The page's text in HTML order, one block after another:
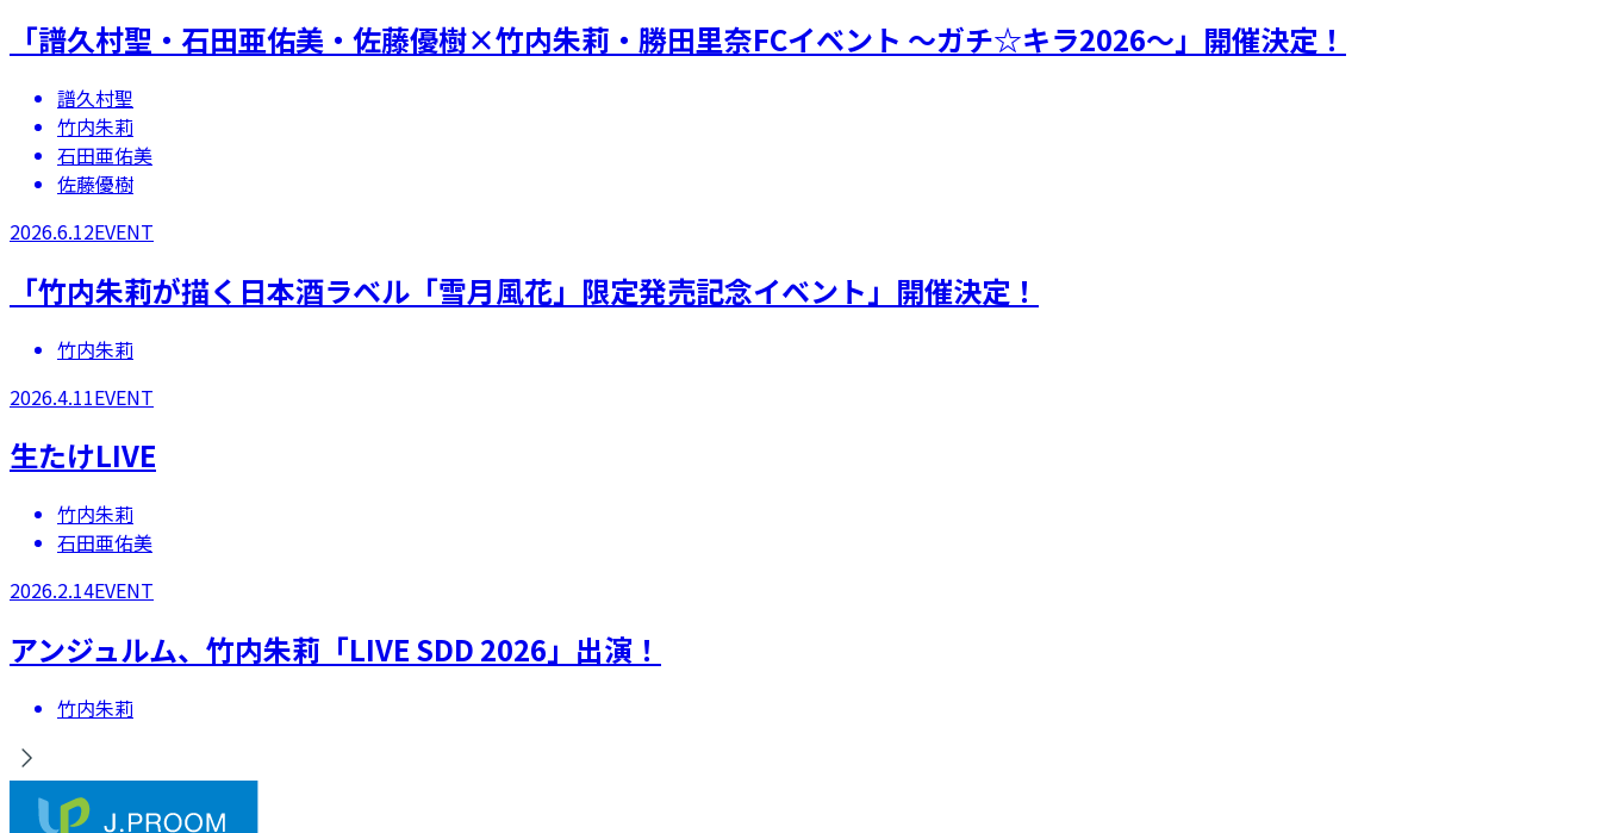
「譜久村聖・石田亜佑美・佐藤優樹×竹内朱莉・勝田里奈FCイベント ～ガチ☆キラ2026～」開催決定！
譜久村聖
竹内朱莉
石田亜佑美
佐藤優樹
2026.6.12EVENT
「竹内朱莉が描く日本酒ラベル「雪月風花」限定発売記念イベント」開催決定！
竹内朱莉
2026.4.11EVENT
​生たけLIVE​
竹内朱莉
石田亜佑美
2026.2.14EVENT
アンジュルム、竹内朱莉「LIVE SDD 2026」出演！
竹内朱莉